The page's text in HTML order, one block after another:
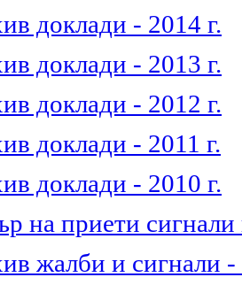
доклади - 2014 г.
доклади - 2013 г.
доклади - 2012 г.
доклади - 2011 г.
доклади - 2010 г.
на приети
жалби и сигнали -